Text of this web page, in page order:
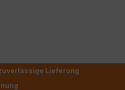
Lieferung